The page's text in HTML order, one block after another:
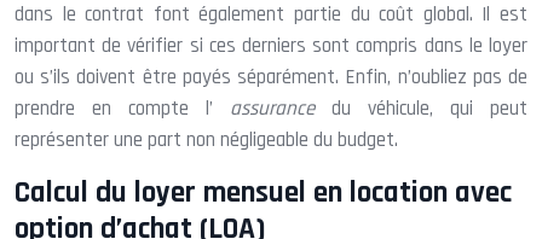
dans le contrat font également partie du coût global. Il est
important de vérifier si ces derniers sont compris dans le loyer
ou s’ils doivent être payés séparément. Enfin, n’oubliez pas de
prendre en compte l’ assurance du véhicule, qui peut
représenter une part non négligeable du budget.
Calcul du loyer mensuel en location avec
option d’achat (LOA)